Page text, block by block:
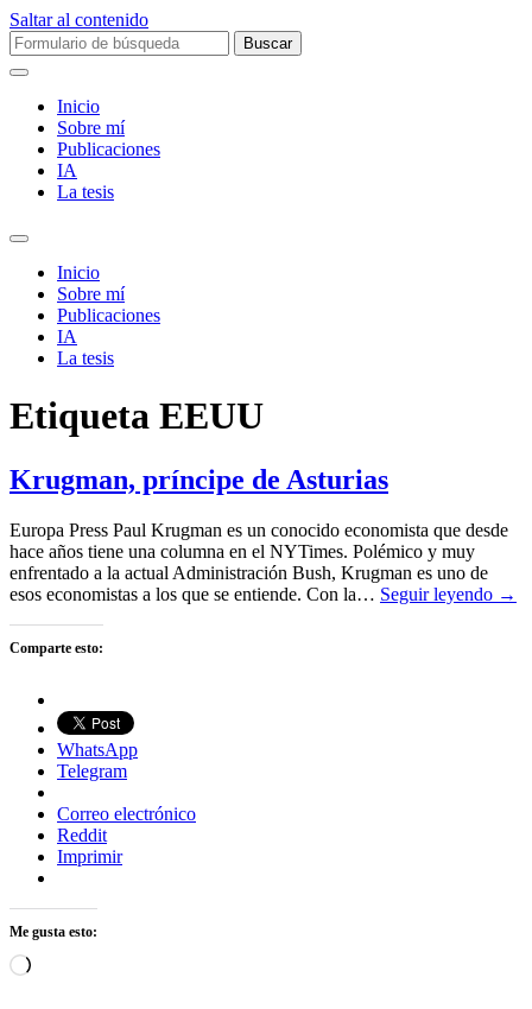
Saltar al contenido
Buscar:
Inicio
Sobre mí­
Publicaciones
IA
La tesis
Alternar
campo
búsqueda
Inicio
Sobre mí­
Publicaciones
IA
La tesis
Etiqueta EEUU
Krugman, príncipe de Asturias
Europa Press Paul Krugman es un conocido economista que desde
hace años tiene una columna en el NYTimes. Polémico y muy
enfrentado a la actual Administración Bush, Krugman es uno de
esos economistas a los que se entiende. Con la… Seguir leyendo →
Comparte esto:
WhatsApp
Telegram
Correo electrónico
Reddit
Imprimir
Me gusta esto:
Cargando...